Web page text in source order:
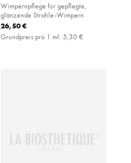
Wimpernpflege für gepflegte,
glänzende Strahle-Wimpern
26,50 €
Grundpreis pro 1 ml: 5,30 €